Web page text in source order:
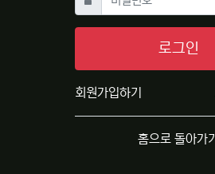
로그인
회원가입하기
홈으로 돌아가기